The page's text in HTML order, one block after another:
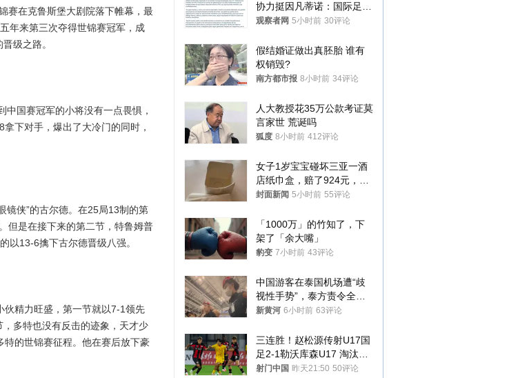
赛在克鲁斯堡大剧院落下帷幕，最
年来第三次夺得世锦赛冠军，成
级之路。
国赛冠军的小将没有一点畏惧，
下对手，爆出了大冷门的同时，
侠”的古尔德。在25局13制的第
但是在接下来的第二节，特鲁姆普
以13-6擒下古尔德晋级八强。
精力旺盛，第一节就以7-1领先
多特也没有反击的迹象，天才少
的世锦赛征程。他在赛后放下豪
协力挺因凡蒂诺：国际足联
今后应继续在其领导下前行
观察者网 5小时前 30评论
假结婚证做出真胚胎 谁有
权销毁?
南方都市报 8小时前 34评论
人大教授花35万公款考证莫
言家世 荒诞吗
狐度 8小时前 412评论
女子1岁宝宝碰坏三亚一酒
店纸巾盒，赔了924元，发
帖吐槽后酒店退还一半的
封面新闻 5小时前 55评论
「1000万」的竹知了，下
架了「余大嘴」
豹变 7小时前 43评论
中国游客在泰国机场遭“歧
视性手势”，泰方责令全面
调查，对责任人采取最严厉
新黄河 6小时前 63评论
三连胜！赵松源传射U17国
足2-1勒沃库森U17 淘汰赛
将战河床
射门中国 昨天21:50 50评论